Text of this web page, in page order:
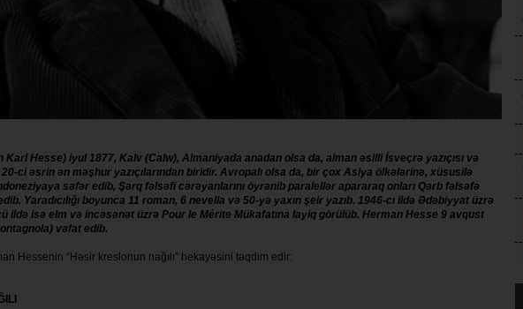
Hesse) iyul 1877, Kalv (Calw), Almaniyada anadan olsa da, alman əsilli İsveçrə yazıçısı və
ci əsrin ən məşhur yazıçılarından biridir. Avropalı olsa da, bir çox Asiya ölkələrinə, xüsusilə
səfər edib, Şərq fəlsəfi cərəyanlarını öyrənib paralellər apararaq onları Qərb fəlsəfə
Yaradıcılığı boyunca 11 roman, 6 nevella və 50-yə yaxın şeir yazıb. 1946-cı ildə Ədəbiyyat üzrə
ildə isə elm və incəsənət üzrə Pour le Mérite Mükafatına layiq görülüb. Herman Hesse 9 avqust
vəfat edib.
Hessenin “Həsir kreslonun nağılı” hekayəsini təqdim edir: